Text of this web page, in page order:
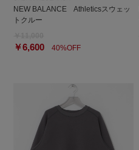
NEW BALANCE Athleticsスウェッ
トクルー
￥6,600 40%OFF